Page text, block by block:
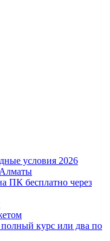
условия 2026
ПК бесплатно через
курс или два по